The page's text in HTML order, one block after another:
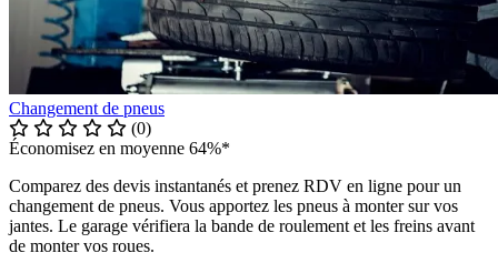
Changement de pneus
(0)
Économisez en moyenne 64%*
Comparez des devis instantanés et prenez RDV en ligne pour un
changement de pneus. Vous apportez les pneus à monter sur vos
jantes. Le garage vérifiera la bande de roulement et les freins avant
de monter vos roues.